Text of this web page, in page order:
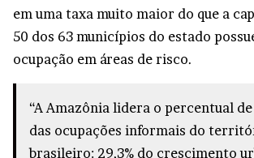
em uma taxa muito maior do que a
50 dos 63 municípios do estado
ocupação em áreas de risco.
“A Amazônia lidera o percentual
das ocupações informais do
brasileiro: 29,3% do crescimento